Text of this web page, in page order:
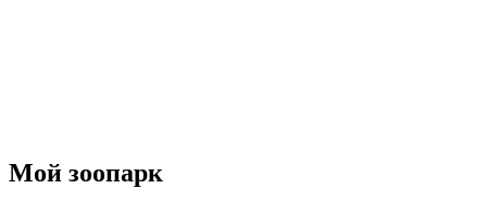
Мой зоопарк